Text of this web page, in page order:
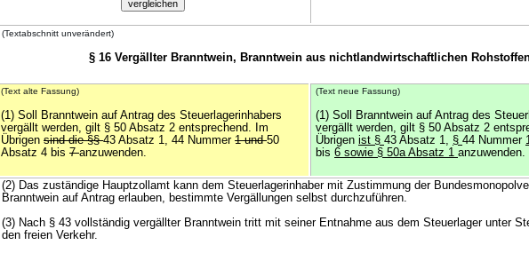
(Textabschnitt unverändert)
§ 16 Vergällter Branntwein, Branntwein aus nichtlandwirtschaftlichen
(Text alte Fassung)
(1) Soll Branntwein auf Antrag des Steuerlagerinhabers
vergällt werden, gilt § 50 Absatz 2 entsprechend. Im
Übrigen sind die §§43 Absatz 1, 44 Nummer 1 und50
Absatz 4 bis 7anzuwenden.
(Text neue Fassung)
(1) Soll Branntwein auf Antrag des
vergällt werden, gilt § 50 Absatz 2
Übrigen ist § 43 Absatz 1, § 44 Nummer
bis 6 sowie § 50a Absatz 1 anzuwenden.
(2) Das zuständige Hauptzollamt kann dem Steuerlagerinhaber mit Zustimmung der
Branntwein auf Antrag erlauben, bestimmte Vergällungen selbst durchzuführen.
(3) Nach § 43 vollständig vergällter Branntwein tritt mit seiner Entnahme aus dem Steuerlager unter
den freien Verkehr.